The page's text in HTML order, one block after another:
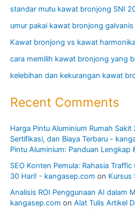
standar mutu kawat bronjong SNI
umur pakai kawat bronjong galvanis
Kawat bronjong vs kawat harmonika
cara memilih kawat bronjong yang
kelebihan dan kekurangan kawat
Recent Comments
Harga Pintu Aluminium Rumah
Sertifikasi, dan Biaya Terbaru -
Pintu Aluminium: Panduan Lengkap
SEO Konten Pemula: Rahasia
30 Hari! - kangasep.com on Kursus
Analisis ROI Penggunaan AI dalam
kangasep.com on Alat Tulis Artikel